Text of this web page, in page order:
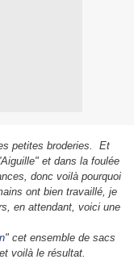
petites broderies. Et
et dans la foulée
donc voilà pourquoi
ont bien travaillé, je
en attendant, voici une
" cet ensemble de sacs
voilà le résultat.